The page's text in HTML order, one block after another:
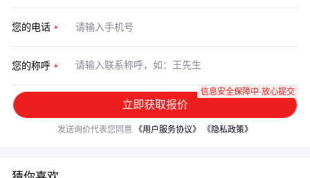
您的电话
您的称呼
立即获取报价
信息安全保障中·放心提交
发送询价代表您同意 《用户服务协议》 《隐私政策》